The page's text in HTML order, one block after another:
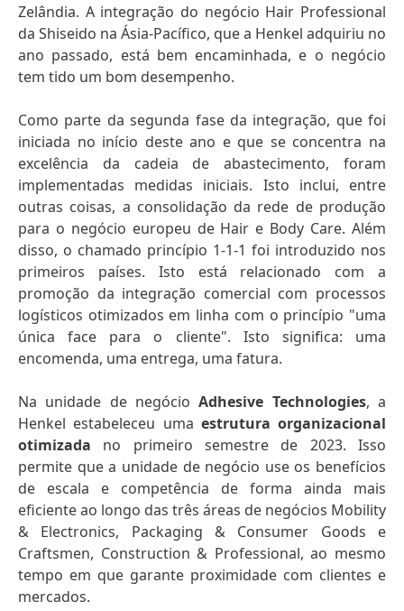
Zelândia. A integração do negócio Hair Professional
da Shiseido na Ásia-Pacífico, que a Henkel adquiriu no
ano passado, está bem encaminhada, e o negócio
tem tido um bom desempenho.
Como parte da segunda fase da integração, que foi
iniciada no início deste ano e que se concentra na
excelência da cadeia de abastecimento, foram
implementadas medidas iniciais. Isto inclui, entre
outras coisas, a consolidação da rede de produção
para o negócio europeu de Hair e Body Care. Além
disso, o chamado princípio 1-1-1 foi introduzido nos
primeiros países. Isto está relacionado com a
promoção da integração comercial com processos
logísticos otimizados em linha com o princípio "uma
única face para o cliente". Isto significa: uma
encomenda, uma entrega, uma fatura.
Na unidade de negócioAdhesive Technologies, a
Henkel estabeleceu uma estrutura organizacional
otimizada no primeiro semestre de 2023. Isso
permite que a unidade de negócio use os benefícios
de escala e competência de forma ainda mais
eficiente ao longo das três áreas de negócios Mobility
& Electronics, Packaging & Consumer Goods e
Craftsmen, Construction & Professional, ao mesmo
tempo em que garante proximidade com clientes e
mercados.